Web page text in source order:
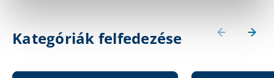
Kategóriák felfedezése